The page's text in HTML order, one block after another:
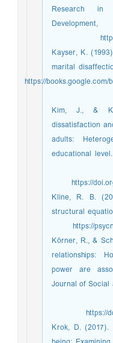
Research in
Kayser, K.
marital
https://
Kim, J., &
dissatisfaction
adults:
educational
https://
Kline, R. B.
structural
https://
Körner, R., &
relationships:
power are
Journal of
https://
Krok, D.